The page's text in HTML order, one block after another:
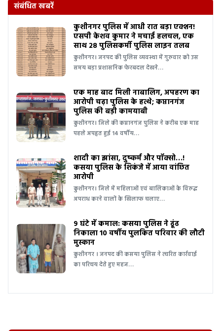
संबंधित खबरें
कुशीनगर पुलिस में आधी रात बड़ा एक्शन!
एसपी केशव कुमार ने मचाई हलचल, एक
साथ 28 पुलिसकर्मी पुलिस लाइन तलब
कुशीनगर। जनपद की पुलिस व्यवस्था में गुरुवार को उस
समय बड़ा प्रशासनिक फेरबदल देखने…
एक माह बाद मिली नाबालिग, अपहरण का
आरोपी चढ़ा पुलिस के हत्थे; कप्तानगंज
पुलिस की बड़ी कामयाबी
कुशीनगर। जिले की कप्तानगंज पुलिस ने करीब एक माह
पहले अपहृत हुई 14 वर्षीय…
शादी का झांसा, दुष्कर्म और पॉक्सो…!
कसया पुलिस के शिकंजे में आया वांछित
आरोपी
कुशीनगर। जिले में महिलाओं एवं बालिकाओं के विरुद्ध
अपराध करने वालों के खिलाफ चलाए…
9 घंटे में कमाल: कसया पुलिस ने ढूंढ
निकाला 10 वर्षीय पुलकित परिवार की लौटी
मुस्कान
कुशीनगर । जनपद की कसया पुलिस ने त्वरित कार्रवाई
का परिचय देते हुए महज…